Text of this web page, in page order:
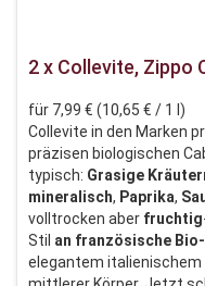
2 x Collevite, Zippo
für 7,99 € (10,65 € / 1 l)
Collevite in den Marken
präzisen biologischen
typisch: Grasige
mineralisch, Paprika,
volltrocken aber fruchtig
Stil an französische
elegantem